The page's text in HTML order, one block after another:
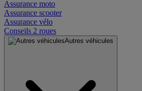
Assurance moto
Assurance scooter
Assurance vélo
Conseils 2 roues
Autres véhicules